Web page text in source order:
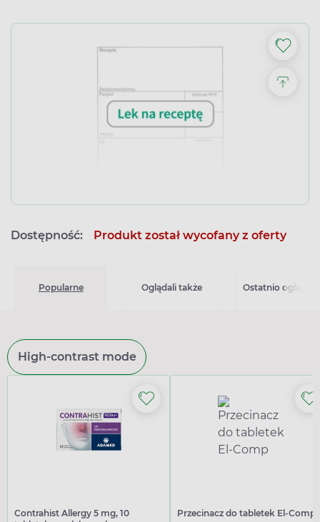
Dostępność: Produkt został wycofany z oferty
Popularne Oglądali także Ostatnio
High-contrast mode
Contrahist Allergy 5 mg, 10
Przecinacz do tabletek El-Comp